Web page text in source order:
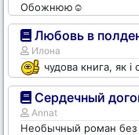
Обожнюю☺️
Любовь в
Илона
чудова книга, як і
Сердечный
Annat
Необычный роман без